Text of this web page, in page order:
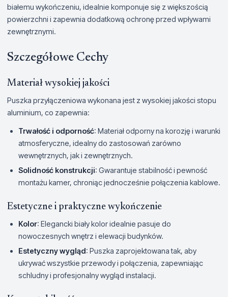
białemu wykończeniu, idealnie komponuje się z większością
powierzchni i zapewnia dodatkową ochronę przed wpływami
zewnętrznymi.
Szczegółowe Cechy
Materiał wysokiej jakości
Puszka przyłączeniowa wykonana jest z wysokiej jakości stopu
aluminium, co zapewnia:
Trwałość i odporność: Materiał odporny na korozję i warunki
atmosferyczne, idealny do zastosowań zarówno
wewnętrznych, jak i zewnętrznych.
Solidność konstrukcji: Gwarantuje stabilność i pewność
montażu kamer, chroniąc jednocześnie połączenia kablowe.
Estetyczne i praktyczne wykończenie
Kolor: Elegancki biały kolor idealnie pasuje do
nowoczesnych wnętrz i elewacji budynków.
Estetyczny wygląd: Puszka zaprojektowana tak, aby
ukrywać wszystkie przewody i połączenia, zapewniając
schludny i profesjonalny wygląd instalacji.